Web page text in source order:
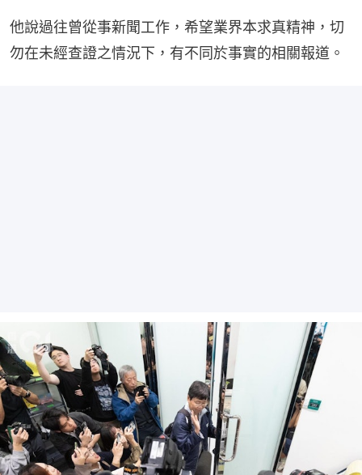
他說過往曾從事新聞工作，希望業界本求真精神，切
勿在未經查證之情況下，有不同於事實的相關報道。